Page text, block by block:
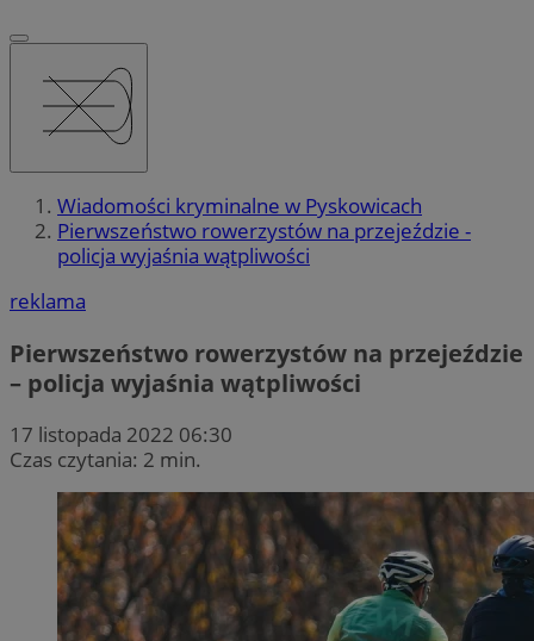
Wiadomości kryminalne w Pyskowicach
Pierwszeństwo rowerzystów na przejeździe -
policja wyjaśnia wątpliwości
reklama
Pierwszeństwo rowerzystów na przejeździe
– policja wyjaśnia wątpliwości
17 listopada 2022 06:30
Czas czytania: 2 min.